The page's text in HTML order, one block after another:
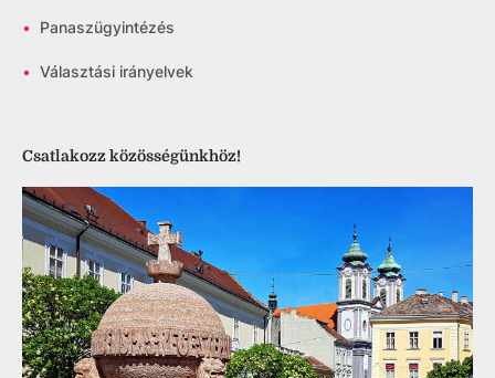
• Panaszügyintézés
• Választási irányelvek
Csatlakozz közösségünkhöz!